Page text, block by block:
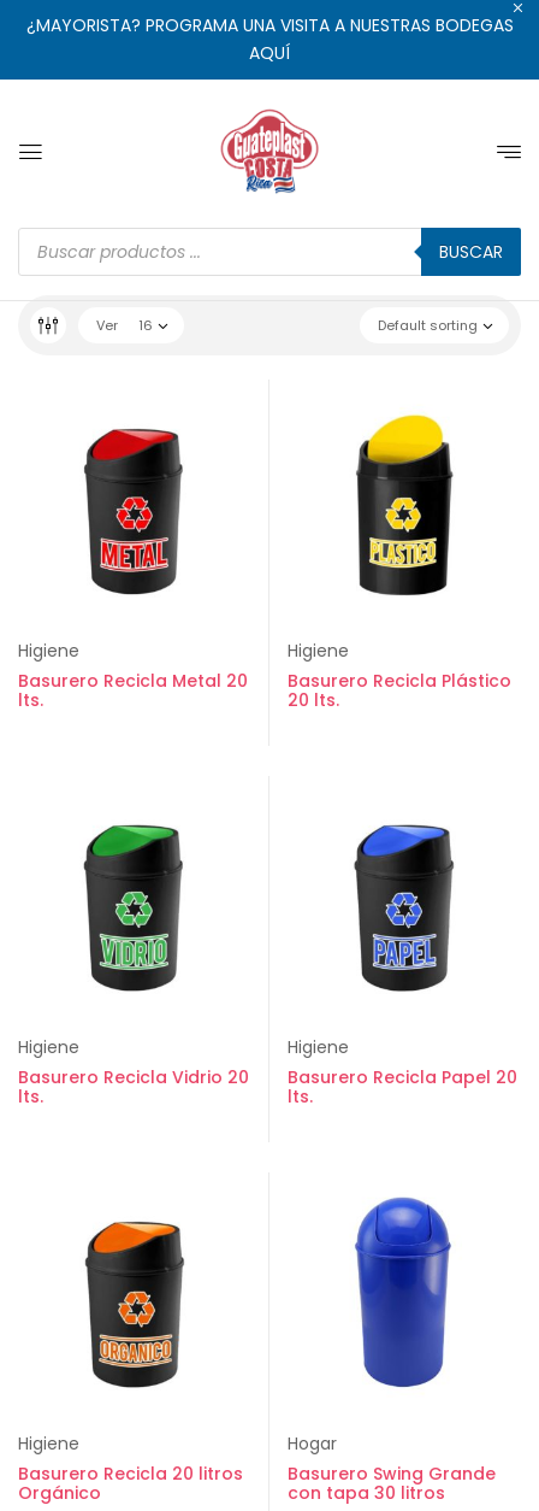
¿MAYORISTA? PROGRAMA UNA VISITA A NUESTRAS BODEGAS
AQUÍ
BUSCAR
Default sorting
Ver 16
Higiene
Basurero Recicla Metal 20
lts.
Higiene
Basurero Recicla Plástico
20 lts.
Higiene
Basurero Recicla Vidrio 20
lts.
Higiene
Basurero Recicla Papel 20
lts.
Higiene
Basurero Recicla 20 litros
Orgánico
Hogar
Basurero Swing Grande
con tapa 30 litros